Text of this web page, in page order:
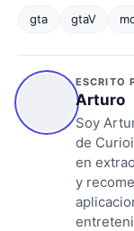
gta
gtaV
ESCRITO
Arturo
Soy
de
en
y